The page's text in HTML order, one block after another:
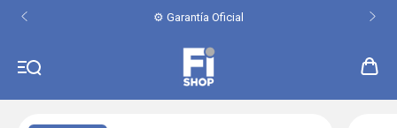
⚙️ Garantía Oficial